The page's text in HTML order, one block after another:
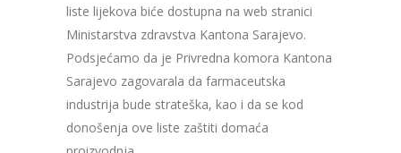
liste lijekova biće dostupna na web stranici
Ministarstva zdravstva Kantona Sarajevo.
Podsjećamo da je Privredna komora Kantona
Sarajevo zagovarala da farmaceutska
industrija bude strateška, kao i da se kod
donošenja ove liste zaštiti domaća